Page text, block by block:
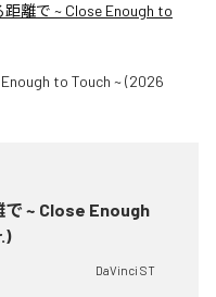
離で ~ Close Enough to
~ Close Enough
DaVinci ST